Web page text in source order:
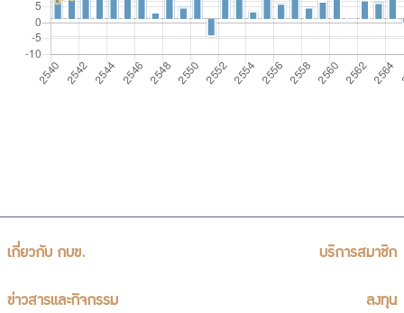
เกี่ยวกับ กบข. บริการสมาชิก
ข่าวสารและกิจกรรม ลงทุน